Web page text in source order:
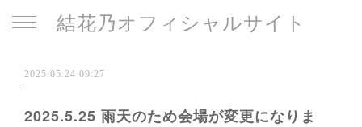
結花乃オフィシャルサイト
2025.05.24 09:27
2025.5.25 雨天のため会場が変更になりま